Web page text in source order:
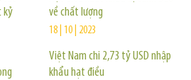
kỷ
về chất lượng
18 | 10 | 2023
Việt Nam chi 2,73 tỷ USD nhập
khẩu hạt điều